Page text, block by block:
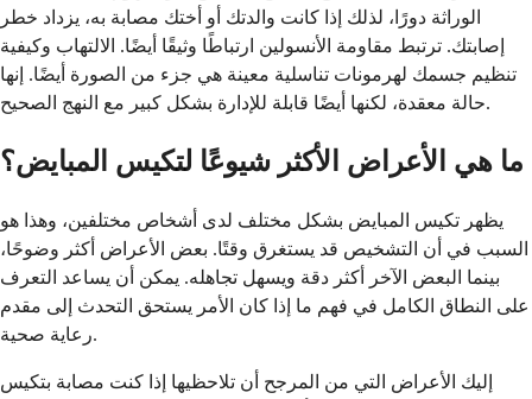
الوراثة دورًا، لذلك إذا كانت والدتك أو أختك مصابة به، يزداد خطر
إصابتك. ترتبط مقاومة الأنسولين ارتباطًا وثيقًا أيضًا. الالتهاب وكيفية
تنظيم جسمك لهرمونات تناسلية معينة هي جزء من الصورة أيضًا. إنها
حالة معقدة، لكنها أيضًا قابلة للإدارة بشكل كبير مع النهج الصحيح.
ما هي الأعراض الأكثر شيوعًا لتكيس المبايض؟
يظهر تكيس المبايض بشكل مختلف لدى أشخاص مختلفين، وهذا هو
السبب في أن التشخيص قد يستغرق وقتًا. بعض الأعراض أكثر وضوحًا،
بينما البعض الآخر أكثر دقة ويسهل تجاهله. يمكن أن يساعد التعرف
على النطاق الكامل في فهم ما إذا كان الأمر يستحق التحدث إلى مقدم
رعاية صحية.
إليك الأعراض التي من المرجح أن تلاحظيها إذا كنت مصابة بتكيس